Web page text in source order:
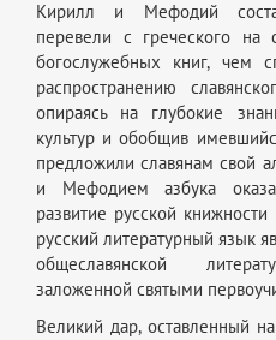
Кирилл и Мефодий
перевели с греческого на
богослужебных книг, чем
распространению
опираясь на глубокие
культур и обобщив
предложили славянам свой
и Мефодием азбука
развитие русской
русский литературный язык
общеславянской
заложенной святыми
Великий дар, оставленный